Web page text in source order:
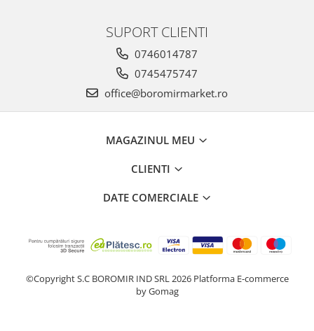
Prajituri Fabrica de Amandine
Chec mini
Torti
SUPORT CLIENTI
0746014787
0745475747
office@boromirmarket.ro
MAGAZINUL MEU
CLIENTI
DATE COMERCIALE
©Copyright S.C BOROMIR IND SRL 2026 Platforma E-commerce
by Gomag